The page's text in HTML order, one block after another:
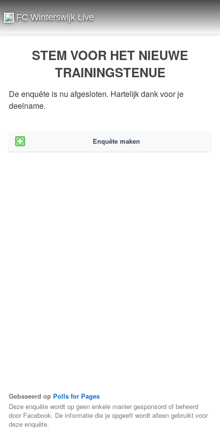
FC Winterswijk Live
STEM VOOR HET NIEUWE
TRAININGSTENUE
De enquête is nu afgesloten. Hartelijk dank voor je
deelname.
Enquête maken
Gebaseerd op Polls for Pages
Deze enquête wordt op geen enkele manier gesponsord of beheerd
door Facebook. De informatie die je opgeeft wordt alleen gebruikt voor
deze enquête.